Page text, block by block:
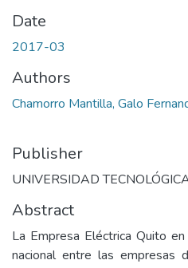
Date
2017-03
Authors
Chamorro Mantilla, Galo
Publisher
UNIVERSIDAD
Abstract
La Empresa Eléctrica Quito
nacional entre las empresas